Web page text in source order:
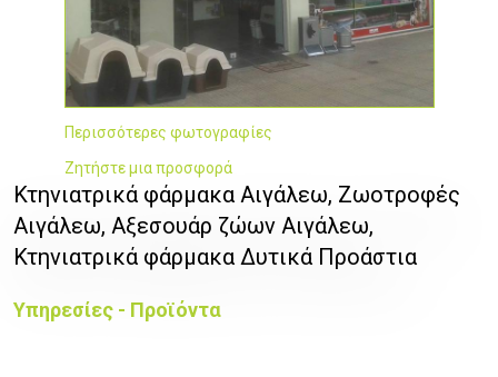
Περισσότερες φωτογραφίες
Ζητήστε μια προσφορά
Κτηνιατρικά φάρμακα Αιγάλεω, Ζωοτροφές
Αιγάλεω, Αξεσουάρ ζώων Αιγάλεω,
Κτηνιατρικά φάρμακα Δυτικά Προάστια
Υπηρεσίες - Προϊόντα